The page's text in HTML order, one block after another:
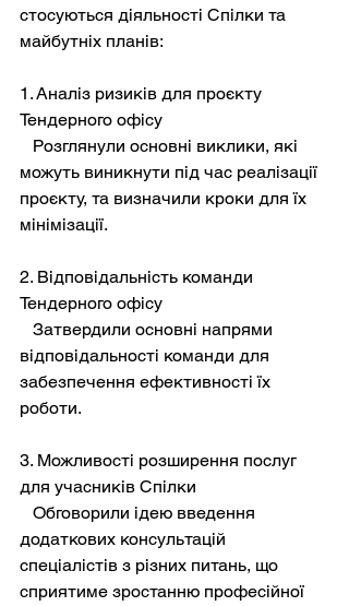
стосуються діяльності Спілки та
майбутніх планів:
1. Аналіз ризиків для проєкту
Тендерного офісу
можуть виникнути під час реалізації
проєкту, та визначили кроки для їх
мінімізації.
2. Відповідальність команди
Тендерного офісу
відповідальності команди для
забезпечення ефективності їх
роботи.
3. Можливості розширення послуг
для учасників Спілки
додаткових консультацій
спеціалістів з різних питань, що
сприятиме зростанню професійної